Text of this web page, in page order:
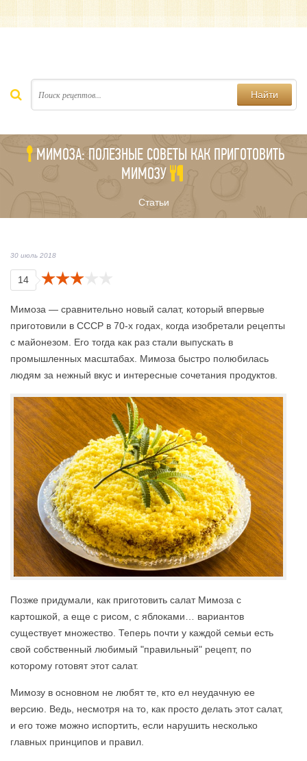
Найти
МИМОЗА: ПОЛЕЗНЫЕ СОВЕТЫ КАК ПРИГОТОВИТЬ
МИМОЗУ
Статьи
30 июль 2018
14
Мимоза — сравнительно новый салат, который впервые
приготовили в СССР в 70-х годах, когда изобретали рецепты
с майонезом. Его тогда как раз стали выпускать в
промышленных масштабах. Мимоза быстро полюбилась
людям за нежный вкус и интересные сочетания продуктов.
Позже придумали, как приготовить салат Мимоза с
картошкой, а еще с рисом, с яблоками… вариантов
существует множество. Теперь почти у каждой семьи есть
свой собственный любимый "правильный" рецепт, по
которому готовят этот салат.
Мимозу в основном не любят те, кто ел неудачную ее
версию. Ведь, несмотря на то, как просто делать этот салат,
и его тоже можно испортить, если нарушить несколько
главных принципов и правил.